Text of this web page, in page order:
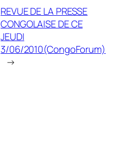
REVUE DE LA PRESSE
CONGOLAISE DE CE
JEUDI
3/06/2010(CongoForum)
→